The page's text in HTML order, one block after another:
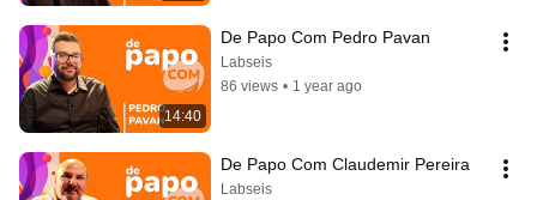
14:40
De Papo Com Pedro Pavan
Labseis
86 views • 1 year ago
De Papo Com Claudemir Pereira
Labseis